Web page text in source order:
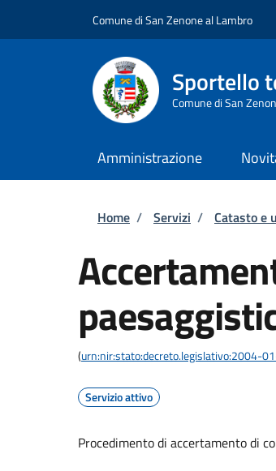
Comune di San Zenone al Lambro
Sportello
Comune di San
Amministrazione
Briciole di
Home / Servizi / Catasto e
(urn:nir:stato:decreto.legislativo:2004-
Servizio attivo
Procedimento di accertamento di